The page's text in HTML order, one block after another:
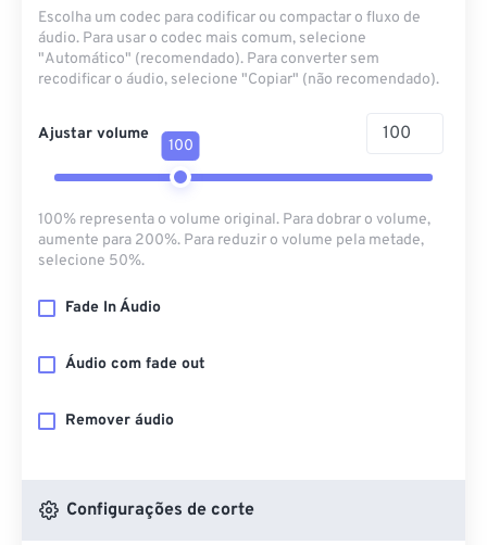
Escolha um codec para codificar ou compactar o fluxo de
áudio. Para usar o codec mais comum, selecione
"Automático" (recomendado). Para converter sem
recodificar o áudio, selecione "Copiar" (não recomendado).
Ajustar volume
100
100% representa o volume original. Para dobrar o volume,
aumente para 200%. Para reduzir o volume pela metade,
selecione 50%.
Fade In Áudio
Áudio com fade out
Remover áudio
Configurações de corte